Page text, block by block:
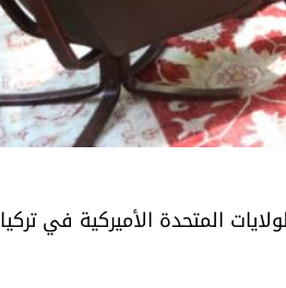
المتحدة الأميركية في تركيا